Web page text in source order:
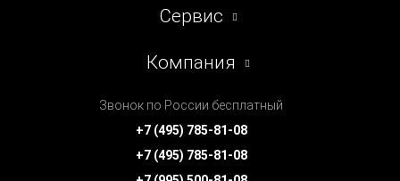
Сервис
Компания
Звонок по России бесплатный
+7 (495) 785-81-08
+7 (495) 785-81-08